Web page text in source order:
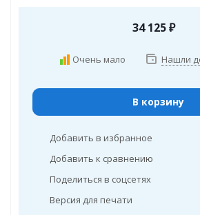
34 125₽
Очень мало Нашли
В корзину
Добавить в избранное
Добавить к сравнению
Поделиться в соцсетях
Версия для печати